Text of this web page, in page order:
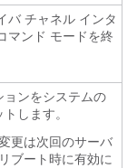
バ チャネル インタ
マンド モードを終
ョンをシステムの
します。
更は次回のサーバ
リブート時に有効に